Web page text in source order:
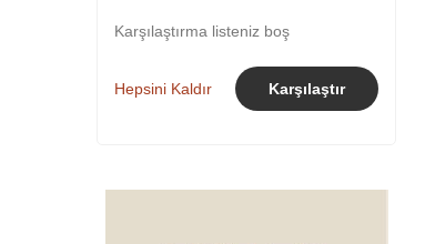
Karşılaştırma listeniz boş
Hepsini Kaldır Karşılaştır